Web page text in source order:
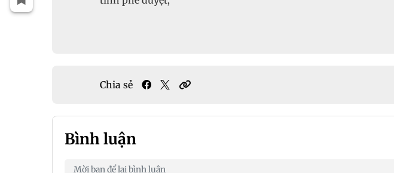
Chia sẻ
Bình luận